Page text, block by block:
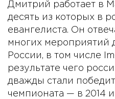
Дмитрий работает в
десять из которых в
евангелиста. Он
многих мероприятий
России, в том числе
результате чего
дважды стали
чемпионата — в 2014 и